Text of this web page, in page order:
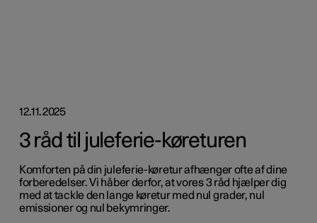
12.11.2025
3 råd til juleferie-køreturen
Komforten på din juleferie-køretur afhænger ofte af dine
forberedelser. Vi håber derfor, at vores 3 råd hjælper dig
med at tackle den lange køretur med nul grader, nul
emissioner og nul bekymringer.